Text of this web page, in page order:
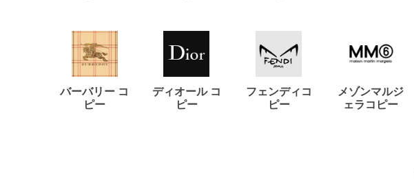
バーバリー コ
ピー
ディオール コ
ピー
フェンディコ
ピー
メゾンマルジ
ェラコピー